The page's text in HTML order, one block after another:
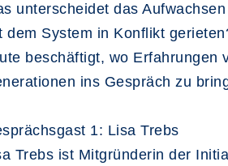
unterscheidet das
dem System in Konflikt
beschäftigt, wo Erfahrungen
ins Gespräch zu
1: Lisa Trebs
Trebs ist Mitgründerin der